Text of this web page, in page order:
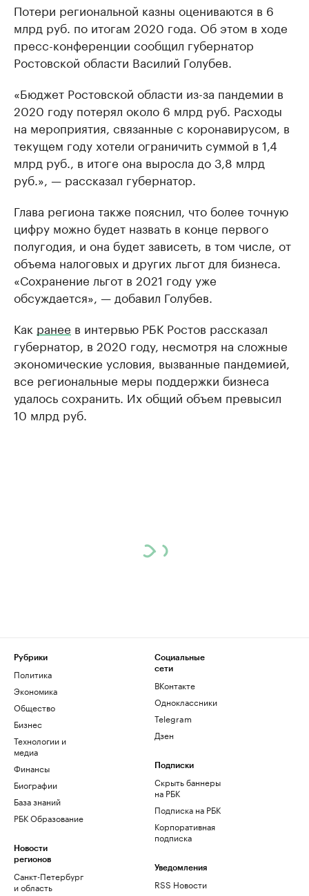
Потери региональной казны оцениваются в 6
млрд руб. по итогам 2020 года. Об этом в ходе
пресс-конференции сообщил губернатор
Ростовской области Василий Голубев.
«Бюджет Ростовской области из-за пандемии в
2020 году потерял около 6 млрд руб. Расходы
на мероприятия, связанные с коронавирусом, в
текущем году хотели ограничить суммой в 1,4
млрд руб., в итоге она выросла до 3,8 млрд
руб.», — рассказал губернатор.
Глава региона также пояснил, что более точную
цифру можно будет назвать в конце первого
полугодия, и она будет зависеть, в том числе, от
объема налоговых и других льгот для бизнеса.
«Сохранение льгот в 2021 году уже
обсуждается», — добавил Голубев.
Как ранее в интервью РБК Ростов рассказал
губернатор, в 2020 году, несмотря на сложные
экономические условия, вызванные пандемией,
все региональные меры поддержки бизнеса
удалось сохранить. Их общий объем превысил
10 млрд руб.
Рубрики
Политика
Экономика
Общество
Бизнес
Технологии и
медиа
Финансы
Биографии
База знаний
РБК Образование
Новости
регионов
Санкт-Петербург
и область
Социальные
сети
ВКонтакте
Одноклассники
Telegram
Дзен
Подписки
Скрыть баннеры
на РБК
Подписка на РБК
Корпоративная
подписка
Уведомления
RSS Новости